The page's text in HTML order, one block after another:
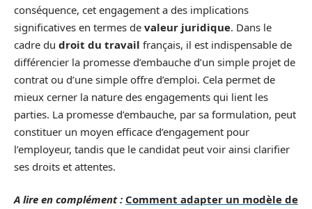
conséquence, cet engagement a des implications
significatives en termes de valeur juridique. Dans le
cadre du droit du travail français, il est indispensable de
différencier la promesse d’embauche d’un simple projet de
contrat ou d’une simple offre d’emploi. Cela permet de
mieux cerner la nature des engagements qui lient les
parties. La promesse d’embauche, par sa formulation, peut
constituer un moyen efficace d’engagement pour
l’employeur, tandis que le candidat peut voir ainsi clarifier
ses droits et attentes.
A lire en complément : Comment adapter un modèle de